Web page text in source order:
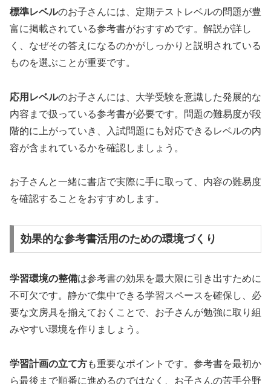
標準レベルのお子さんには、定期テストレベルの問題が豊
富に掲載されている参考書がおすすめです。解説が詳し
く、なぜその答えになるのかがしっかりと説明されている
ものを選ぶことが重要です。
応用レベルのお子さんには、大学受験を意識した発展的な
内容まで扱っている参考書が必要です。問題の難易度が段
階的に上がっていき、入試問題にも対応できるレベルの内
容が含まれているかを確認しましょう。
お子さんと一緒に書店で実際に手に取って、内容の難易度
を確認することをおすすめします。
効果的な参考書活用のための環境づくり
学習環境の整備は参考書の効果を最大限に引き出すために
不可欠です。静かで集中できる学習スペースを確保し、必
要な文房具を揃えておくことで、お子さんが勉強に取り組
みやすい環境を作りましょう。
学習計画の立て方も重要なポイントです。参考書を最初か
ら最後まで順番に進めるのではなく、お子さんの苦手分野